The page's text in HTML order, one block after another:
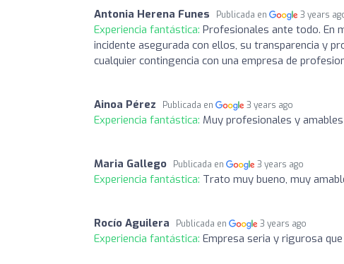
Antonia Herena Funes Publicada en 3 years
Experiencia fantástica: Profesionales ante todo. En
incidente asegurada con ellos, su transparencia y
cualquier contingencia con una empresa de
Ainoa Pérez Publicada en 3 years ago
Experiencia fantástica: Muy profesionales y
Maria Gallego Publicada en 3 years ago
Experiencia fantástica: Trato muy bueno, muy
Rocío Aguilera Publicada en 3 years ago
Experiencia fantástica: Empresa seria y rigurosa